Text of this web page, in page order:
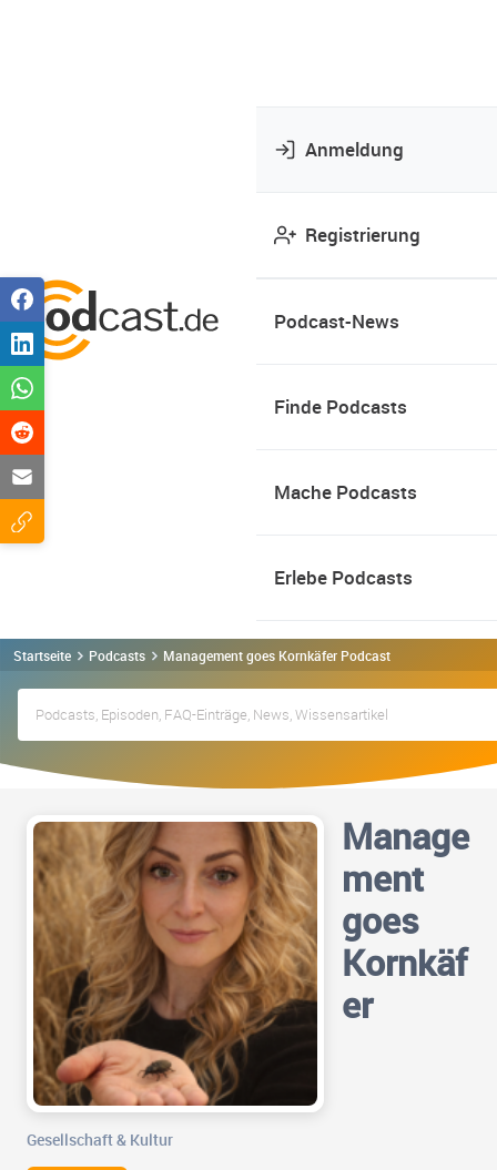
Anmeldung
Registrierung
Podcast-News
Finde Podcasts
Mache Podcasts
Erlebe Podcasts
Startseite Podcasts Management goes Kornkäfer Podcast
Manage
ment
goes
Kornkäf
er
Gesellschaft & Kultur